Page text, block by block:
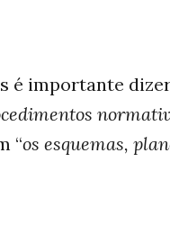
é importante
“os esquemas,